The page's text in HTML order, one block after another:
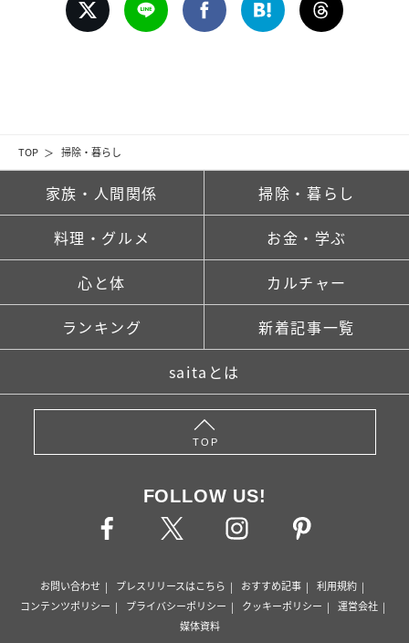
TOP 掃除・暮らし
家族・人間関係 掃除・暮らし
料理・グルメ お金・学ぶ
心と体 カルチャー
ランキング 新着記事一覧
saitaとは
TOP
FOLLOW US!
お問い合わせ プレスリリースはこちら おすすめ記事
利用規約
コンテンツポリシー
プライバシーポリシー クッキーポリシー
運営会社
媒体資料